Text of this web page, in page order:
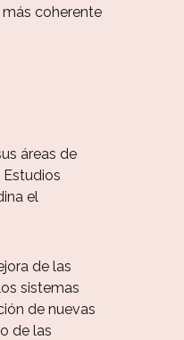
coherente
áreas de
el
de las
sistemas
de nuevas
de las